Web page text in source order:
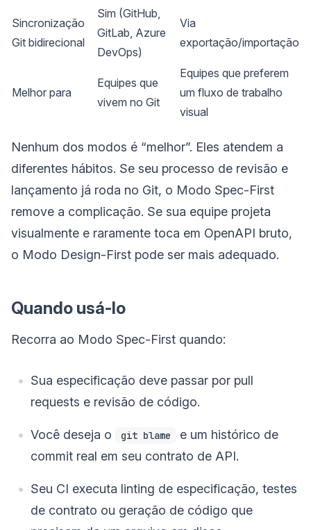
Sincronização
Git bidirecional
Sim (GitHub,
GitLab, Azure
DevOps)
Via
exportação/importação
Melhor para
Equipes que
vivem no Git
Equipes que preferem
um fluxo de trabalho
visual
Nenhum dos modos é “melhor”. Eles atendem a
diferentes hábitos. Se seu processo de revisão e
lançamento já roda no Git, o Modo Spec-First
remove a complicação. Se sua equipe projeta
visualmente e raramente toca em OpenAPI bruto,
o Modo Design-First pode ser mais adequado.
Quando usá-lo
Recorra ao Modo Spec-First quando:
Sua especificação deve passar por pull
requests e revisão de código.
Você deseja o git blame
e um histórico de
commit real em seu contrato de API.
Seu CI executa linting de especificação, testes
de contrato ou geração de código que